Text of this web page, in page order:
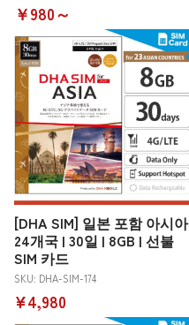
DHASPT00355 / DHASPT00356
￥980～
[DHA SIM] 일본 포함 아시아
24개국 | 30일 | 8GB | 선불
SIM 카드
SKU: DHA-SIM-174
¥4,980